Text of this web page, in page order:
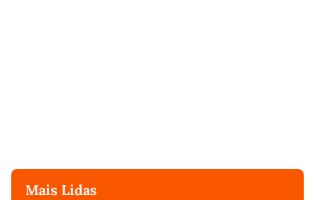
Mais Lidas